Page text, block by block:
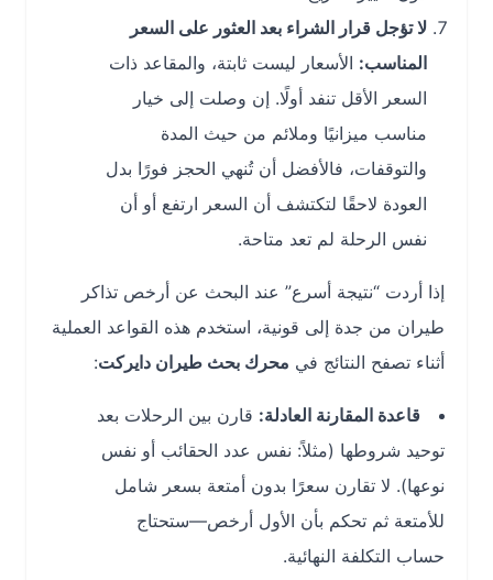
لا تؤجل قرار الشراء بعد العثور على السعر
المناسب:الأسعار ليست ثابتة، والمقاعد ذات
السعر الأقل تنفد أولًا. إن وصلت إلى خيار
مناسب ميزانيًا وملائم من حيث المدة
والتوقفات، فالأفضل أن تُنهي الحجز فورًا بدل
العودة لاحقًا لتكتشف أن السعر ارتفع أو أن
نفس الرحلة لم تعد متاحة.
إذا أردت “نتيجة أسرع” عند البحث عن أرخص تذاكر
طيران من جدة إلى قونية، استخدم هذه القواعد العملية
أثناء تصفح النتائج فيمحرك بحث طيران دايركت:
قاعدة المقارنة العادلة:قارن بين الرحلات بعد
توحيد شروطها (مثلاً: نفس عدد الحقائب أو نفس
نوعها). لا تقارن سعرًا بدون أمتعة بسعر شامل
للأمتعة ثم تحكم بأن الأول أرخص—ستحتاج
حساب التكلفة النهائية.